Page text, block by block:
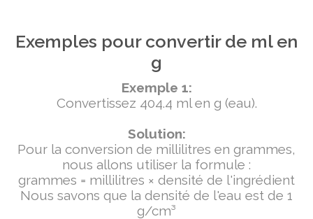
Exemples pour convertir de ml en
g
Exemple 1:
Convertissez 404.4 ml en g (eau).
Solution:
Pour la conversion de millilitres en grammes,
nous allons utiliser la formule :
grammes = millilitres × densité de l'ingrédient
Nous savons que la densité de l'eau est de 1
g/cm³